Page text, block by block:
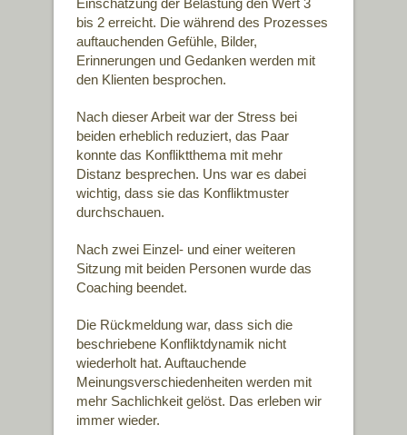
Einschätzung der Belastung den Wert 3
bis 2 erreicht. Die während des Prozesses
auftauchenden Gefühle, Bilder,
Erinnerungen und Gedanken werden mit
den Klienten besprochen.
Nach dieser Arbeit war der Stress bei
beiden erheblich reduziert, das Paar
konnte das Konfliktthema mit mehr
Distanz besprechen. Uns war es dabei
wichtig, dass sie das Konfliktmuster
durchschauen.
Nach zwei Einzel- und einer weiteren
Sitzung mit beiden Personen wurde das
Coaching beendet.
Die Rückmeldung war, dass sich die
beschriebene Konfliktdynamik nicht
wiederholt hat. Auftauchende
Meinungsverschiedenheiten werden mit
mehr Sachlichkeit gelöst. Das erleben wir
immer wieder.